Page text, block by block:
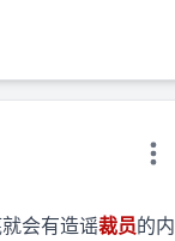
会有造谣裁员的内